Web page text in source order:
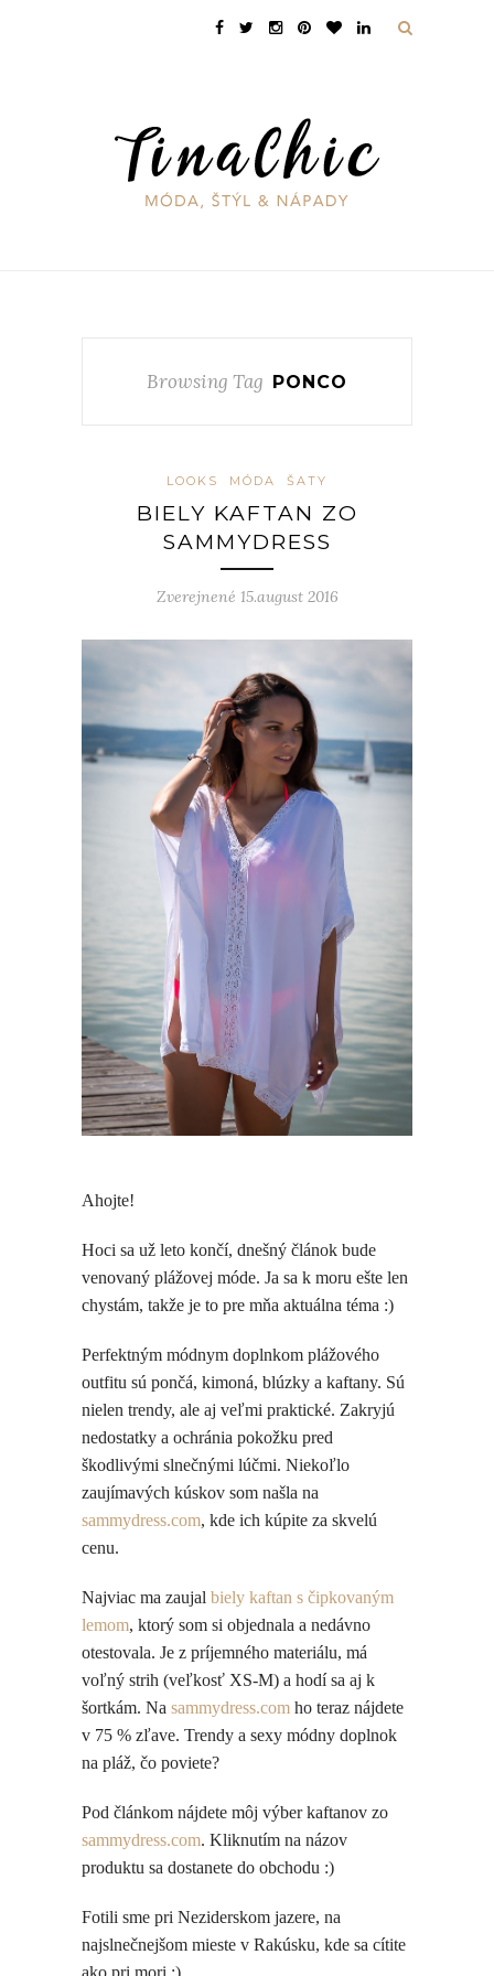
Browsing Tag PONCO
LOOKS MÓDA ŠATY
BIELY KAFTAN ZO
SAMMYDRESS
Zverejnené 15.august 2016
Ahojte!
Hoci sa už leto končí, dnešný článok bude
venovaný plážovej móde. Ja sa k moru ešte len
chystám, takže je to pre mňa aktuálna téma :)
Perfektným módnym doplnkom plážového
outfitu sú pončá, kimoná, blúzky a kaftany. Sú
nielen trendy, ale aj veľmi praktické. Zakryjú
nedostatky a ochránia pokožku pred
škodlivými slnečnými lúčmi. Niekoľlo
zaujímavých kúskov som našla na
sammydress.com, kde ich kúpite za skvelú
cenu.
Najviac ma zaujal biely kaftan s čipkovaným
lemom, ktorý som si objednala a nedávno
otestovala. Je z príjemného materiálu, má
voľný strih (veľkosť XS-M) a hodí sa aj k
šortkám. Na sammydress.com ho teraz nájdete
v 75 % zľave. Trendy a sexy módny doplnok
na pláž, čo poviete?
Pod článkom nájdete môj výber kaftanov zo
sammydress.com. Kliknutím na názov
produktu sa dostanete do obchodu :)
Fotili sme pri Neziderskom jazere, na
najslnečnejšom mieste v Rakúsku, kde sa cítite
ako pri mori :)